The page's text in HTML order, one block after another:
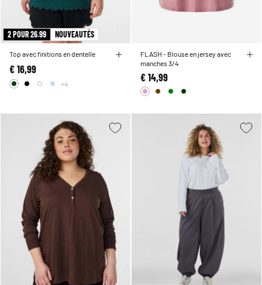
2 POUR 26.99 NOUVEAUTÉS
Top avec finitions en dentelle
€ 16,99
+4
FLASH - Blouse en jersey avec
manches 3/4
€ 14,99